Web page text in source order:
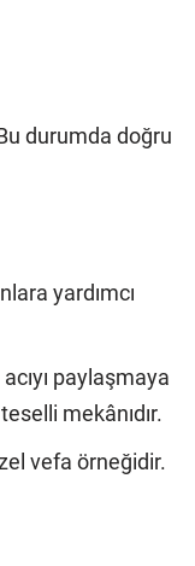
durumda doğru
yardımcı
paylaşmaya
mekânıdır.
vefa örneğidir.